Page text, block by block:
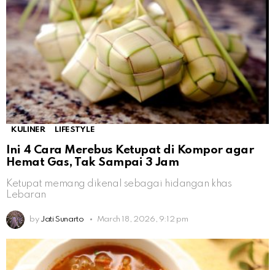
KULINER LIFESTYLE
Ini 4 Cara Merebus Ketupat di Kompor agar
Hemat Gas, Tak Sampai 3 Jam
Ketupat memang dikenal sebagai hidangan khas
Lebaran
by Jati Sunarto March 18, 2026, 9:12 pm